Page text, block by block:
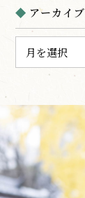
アーカイブ